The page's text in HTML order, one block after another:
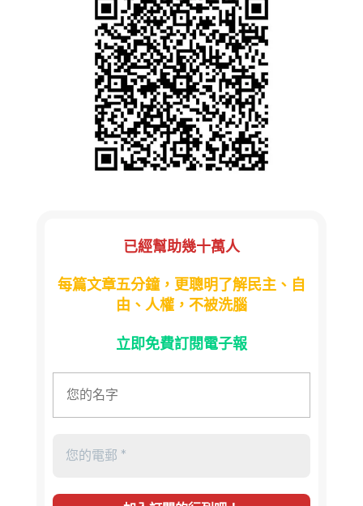
已經幫助幾十萬人
每篇文章五分鐘，更聰明了解民主、自
由、人權，不被洗腦
立即免費訂閱電子報